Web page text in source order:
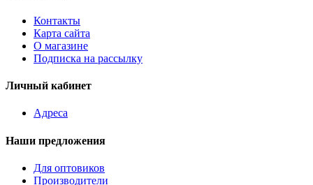
Контакты
Карта сайта
О магазине
Подписка на рассылку
Личный кабинет
Адреса
Наши предложения
Для оптовиков
Производители